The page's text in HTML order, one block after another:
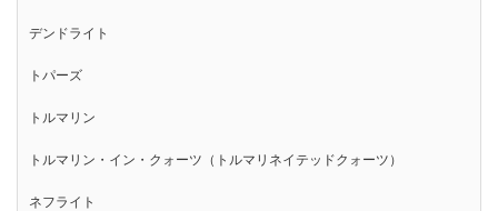
デンドライト
トパーズ
トルマリン
トルマリン・イン・クォーツ（トルマリネイテッドクォーツ）
ネフライト